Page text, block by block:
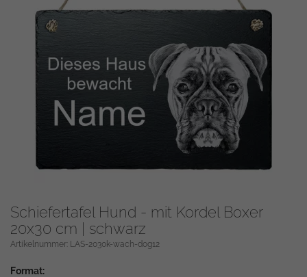
Schiefertafel Hund - mit Kordel Boxer
20x30 cm | schwarz
Artikelnummer: LAS-2030k-wach-dog12
Format: